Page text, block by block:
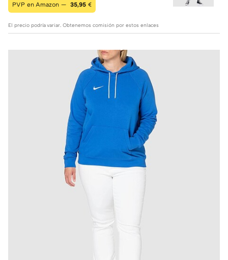
PVP en Amazon — 35,95 €
El precio podría variar. Obtenemos comisión por estos enlaces